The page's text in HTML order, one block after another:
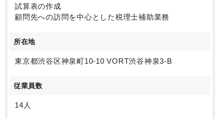
試算表の作成
顧問先への訪問を中心とした税理士補助業務
所在地
東京都渋谷区神泉町10-10 VORT渋谷神泉3-B
従業員数
14人